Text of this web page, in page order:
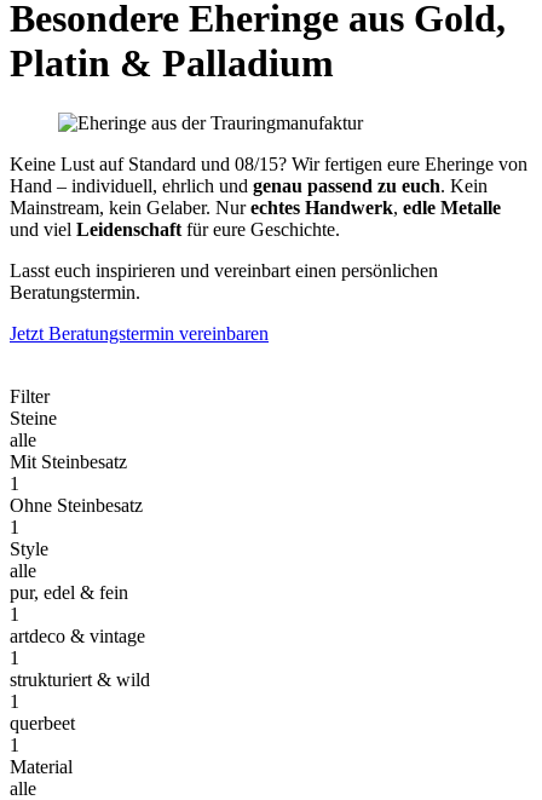
Besondere Eheringe aus Gold,
Platin & Palladium
Keine Lust auf Standard und 08/15? Wir fertigen eure Eheringe von
Hand – individuell, ehrlich und genau passend zu euch. Kein
Mainstream, kein Gelaber. Nurechtes Handwerk, edle Metalle
und viel Leidenschaft für eure Geschichte.
Lasst euch inspirieren und vereinbart einen persönlichen
Beratungstermin.
Jetzt Beratungstermin vereinbaren
Filter
Steine
alle
Mit Steinbesatz
1
Ohne Steinbesatz
1
Style
alle
pur, edel & fein
1
artdeco & vintage
1
strukturiert & wild
1
querbeet
1
Material
alle